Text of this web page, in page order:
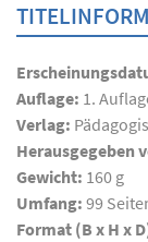
Auflage: 1.
Verlag:
Herausgegeben
Gewicht: 160 g
Umfang: 99
Format (B x H x